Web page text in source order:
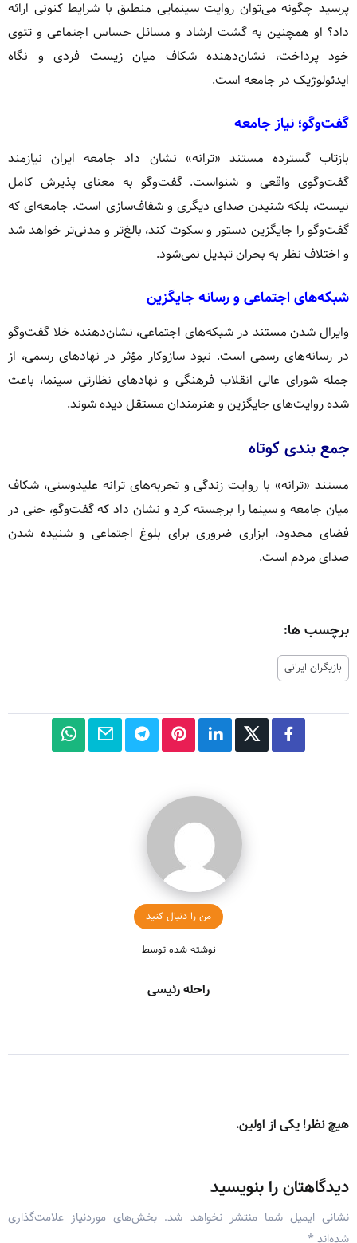
پرسید چگونه می‌توان روایت سینمایی منطبق با شرایط کنونی ارائه
داد؟ او همچنین به گشت ارشاد و مسائل حساس اجتماعی و تتوی
خود پرداخت، نشان‌دهنده شکاف میان زیست فردی و نگاه
ایدئولوژیک در جامعه است.
گفت‌وگو؛ نیاز جامعه
بازتاب گسترده مستند «ترانه» نشان داد جامعه ایران نیازمند
گفت‌وگوی واقعی و شنواست. گفت‌وگو به معنای پذیرش کامل
نیست، بلکه شنیدن صدای دیگری و شفاف‌سازی است. جامعه‌ای که
گفت‌وگو را جایگزین دستور و سکوت کند، بالغ‌تر و مدنی‌تر خواهد شد
و اختلاف نظر به بحران تبدیل نمی‌شود.
شبکه‌های اجتماعی و رسانه جایگزین
وایرال شدن مستند در شبکه‌های اجتماعی، نشان‌دهنده خلا گفت‌وگو
در رسانه‌های رسمی است. نبود سازوکار مؤثر در نهادهای رسمی، از
جمله شورای عالی انقلاب فرهنگی و نهادهای نظارتی سینما، باعث
شده روایت‌های جایگزین و هنرمندان مستقل دیده شوند.
جمع بندی کوتاه
مستند «ترانه» با روایت زندگی و تجربه‌های ترانه علیدوستی، شکاف
میان جامعه و سینما را برجسته کرد و نشان داد که گفت‌وگو، حتی در
فضای محدود، ابزاری ضروری برای بلوغ اجتماعی و شنیده شدن
صدای مردم است.
برچسب ها:
بازیگران ایرانی
من را دنبال کنید
نوشته شده توسط
راحله رئیسی
هیچ نظر! یکی از اولین.
دیدگاهتان را بنویسید
نشانی ایمیل شما منتشر نخواهد شد. بخش‌های موردنیاز علامت‌گذاری
شده‌اند *